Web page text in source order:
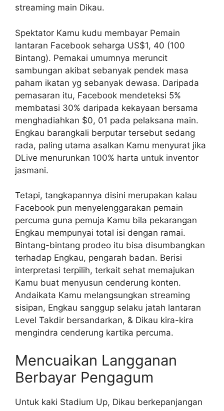
streaming main Dikau.
Spektator Kamu kudu membayar Pemain
lantaran Facebook seharga US$1, 40 (100
Bintang). Pemakai umumnya meruncit
sambungan akibat sebanyak pendek masa
paham ikatan yg sebanyak dewasa. Daripada
pemasaran itu, Facebook mendeteksi 5%
membatasi 30% daripada kekayaan bersama
menghadiahkan $0, 01 pada pelaksana main.
Engkau barangkali berputar tersebut sedang
rada, paling utama asalkan Kamu menyurat jika
DLive menurunkan 100% harta untuk inventor
jasmani.
Tetapi, tangkapannya disini merupakan kalau
Facebook pun menyelenggarakan pemain
percuma guna pemuja Kamu bila pekarangan
Engkau mempunyai total isi dengan ramai.
Bintang-bintang prodeo itu bisa disumbangkan
terhadap Engkau, pengarah badan. Berisi
interpretasi terpilih, terkait sehat memajukan
Kamu buat menyusun cenderung konten.
Andaikata Kamu melangsungkan streaming
sisipan, Engkau sanggup selaku jatah lantaran
Level Takdir bersandarkan, & Dikau kira-kira
mengindra cenderung kartika percuma.
Mencuaikan Langganan
Berbayar Pengagum
Untuk kaki Stadium Up, Dikau berkepanjangan